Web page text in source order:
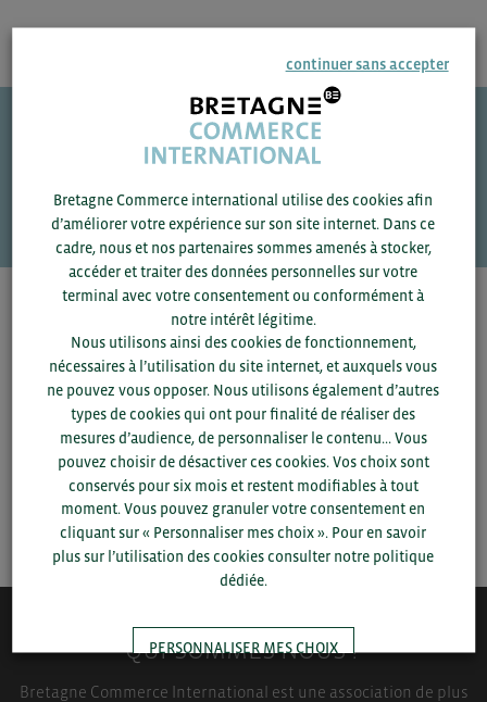
Une question ?
VOS CONTACTS
Pour voir les contacts, merci de renseigner votre
département et votre secteurou connectez-vous.
SAUVEGARDER
QUI-SOMMES NOUS ?
Bretagne Commerce International est une association de plus
continuer sans accepter
Bretagne Commerce international utilise des cookies afin
d’améliorer votre expérience sur son site internet. Dans ce
cadre, nous et nos partenaires sommes amenés à stocker,
accéder et traiter des données personnelles sur votre
terminal avec votre consentement ou conformément à
notre intérêt légitime.
Nous utilisons ainsi des cookies de fonctionnement,
nécessaires à l’utilisation du site internet, et auxquels vous
ne pouvez vous opposer. Nous utilisons également d’autres
types de cookies qui ont pour finalité de réaliser des
mesures d’audience, de personnaliser le contenu... Vous
pouvez choisir de désactiver ces cookies. Vos choix sont
conservés pour six mois et restent modifiables à tout
moment. Vous pouvez granuler votre consentement en
cliquant sur « Personnaliser mes choix ». Pour en savoir
plus sur l’utilisation des cookies consulter notre politique
dédiée.
PERSONNALISER MES CHOIX